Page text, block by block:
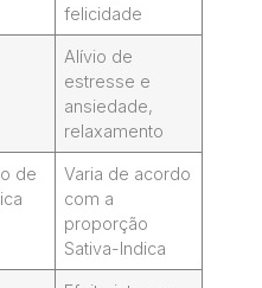
felicidade
Alívio de
estresse e
ansiedade,
relaxamento
de
Varia de acordo
com a
proporção
Sativa-Indica